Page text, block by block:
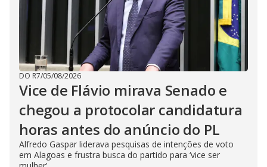
DO R7/05/08/2026
Vice de Flávio mirava Senado e
chegou a protocolar candidatura
horas antes do anúncio do PL
Alfredo Gaspar liderava pesquisas de intenções de voto
em Alagoas e frustra busca do partido para ‘vice ser